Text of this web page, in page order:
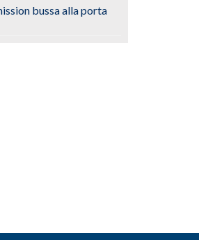
bussa alla porta